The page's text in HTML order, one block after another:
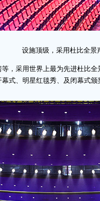
设施顶级，采用杜比全景
，采用世界上最为先进杜比
式、明星红毯秀、及闭幕式颁